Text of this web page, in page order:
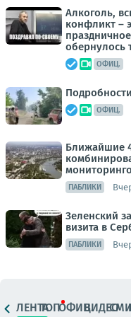
Алкоголь,
конфликт –
обернулось
ОФИЦ.
ОФИЦ.
Ближайшие
ПАБЛИКИ
Зеленский
визита в
ПАБЛИКИ
ЛЕНТАТОПОФИЦ.ВИДЕО